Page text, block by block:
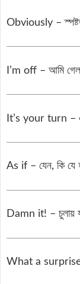
Obviously –
I’m off – আমি
It’s your turn –
As if – যেন, কি যে
Damn it! – চুলায়
What a